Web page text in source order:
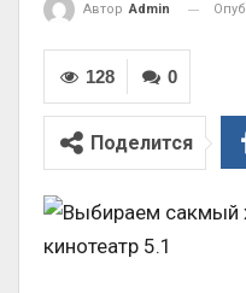
Автор Admin
0
128
Поделится